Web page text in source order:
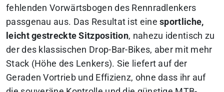
fehlenden Vorwärtsbogen des Rennradlenkers
passgenau aus. Das Resultat ist einesportliche,
leicht gestreckte Sitzposition, nahezu identisch zu
der des klassischen Drop-Bar-Bikes, aber mit mehr
Stack (Höhe des Lenkers). Sie liefert auf der
Geraden Vortrieb und Effizienz, ohne dass ihr auf